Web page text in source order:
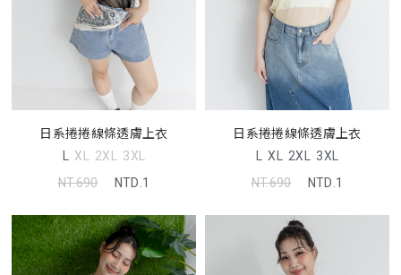
日系捲捲線條透膚上衣
L XL 2XL 3XL
NT.690
NTD.1
日系捲捲線條透膚上衣
L XL 2XL 3XL
NT.690
NTD.1